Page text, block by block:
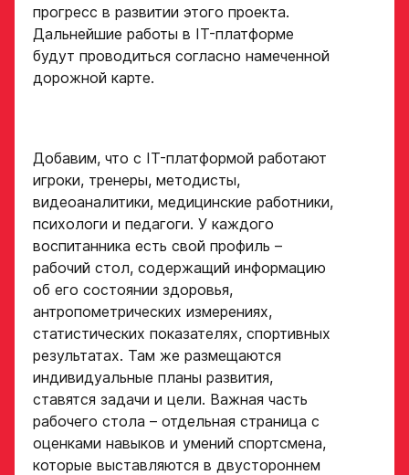
прогресс в развитии этого проекта.
Дальнейшие работы в IT-платформе
будут проводиться согласно намеченной
дорожной карте.
Добавим, что с IT-платформой работают
игроки, тренеры, методисты,
видеоаналитики, медицинские работники,
психологи и педагоги. У каждого
воспитанника есть свой профиль –
рабочий стол, содержащий информацию
об его состоянии здоровья,
антропометрических измерениях,
статистических показателях, спортивных
результатах. Там же размещаются
индивидуальные планы развития,
ставятся задачи и цели. Важная часть
рабочего стола – отдельная страница с
оценками навыков и умений спортсмена,
которые выставляются в двустороннем
Рост, вес игрока
Амплуа игрока
если опыта игры нет,
ФИО законного
представителя
Номер телефона
законного
представителя
Ссылка на профиль
игрока на сайте r-
hockey или trackhockey
of-russia/docs/youthcomp/
обязателен для тех, кто
подаёт заявку.
Название школы /
команды, за которую
играет спортсмен
в настоящее время
Хват клюшки
Нарезки игровых смен
в двух крайних играх
СПАСИБО ЗА ЗАЯВКУ!
Если данные ученика соответствуют
требованиям для обучения в Академии, мы
свяжемся с вами в течение 5 рабочих дней.